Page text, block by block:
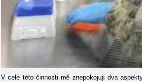
V celé této činnosti mě znepokojují dva